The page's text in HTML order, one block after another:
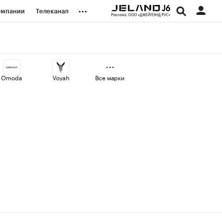
Телеканал ...
Omoda Voyah Все марки